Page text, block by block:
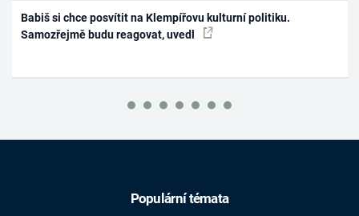
Babiš si chce posvítit na Klempířovu kulturní politiku.
Samozřejmě budu reagovat, uvedl
Populární témata